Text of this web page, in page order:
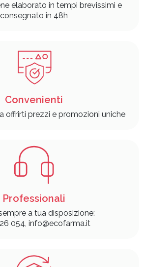
elaborato in tempi brevissimi e
consegnato in 48h
Convenienti
offrirti prezzi e promozioni uniche
Professionali
a tua disposizione:
054, info@ecofarma.it